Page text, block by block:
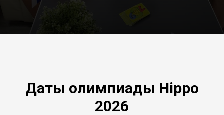
Даты олимпиады Hippo
2026